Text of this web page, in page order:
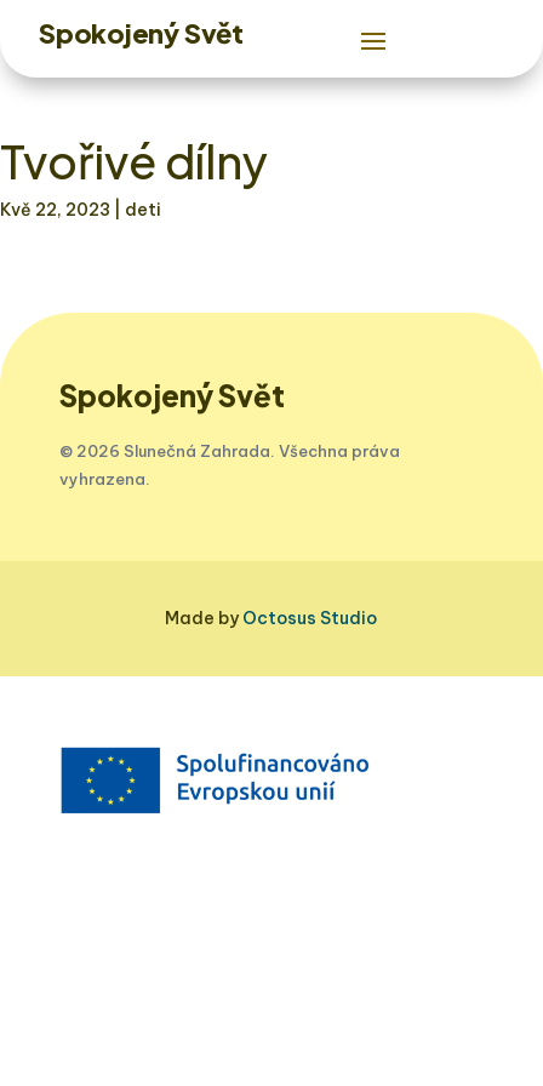
Spokojený Svět
Tvořivé dílny
Kvě 22, 2023 | deti
Spokojený Svět
© 2026 Slunečná Zahrada. Všechna práva
vyhrazena.
Made by Octosus Studio